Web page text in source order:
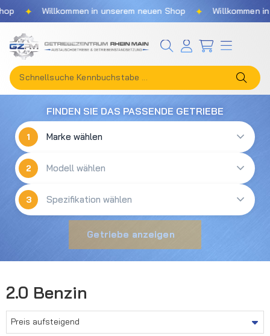
Zum Hauptinhalt springen
Willkommen in unserem neuen Shop Willkommen in
FINDEN SIE DAS PASSENDE GETRIEBE
1
2
3
Getriebe anzeigen
2.0 Benzin